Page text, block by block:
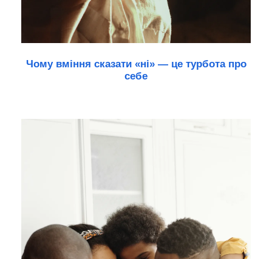
Чому вміння сказати «ні» — це турбота про
себе